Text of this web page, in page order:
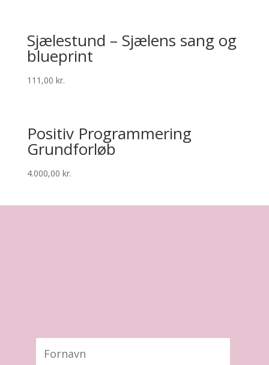
Sjælestund – Sjælens sang og
blueprint
111,00 kr.
Positiv Programmering
Grundforløb
4.000,00 kr.